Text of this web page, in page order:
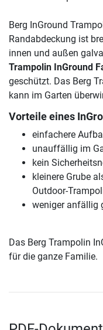
Berg InGround
Randabdeckung ist
innen und außen
Trampolin InGround
geschützt. Das Berg
kann im Garten
Vorteile eines
einfachere
unauffällig im
kein
kleinere Grube
Outdoor-
weniger anfällig
Das Berg Trampolin
für die ganze Familie.